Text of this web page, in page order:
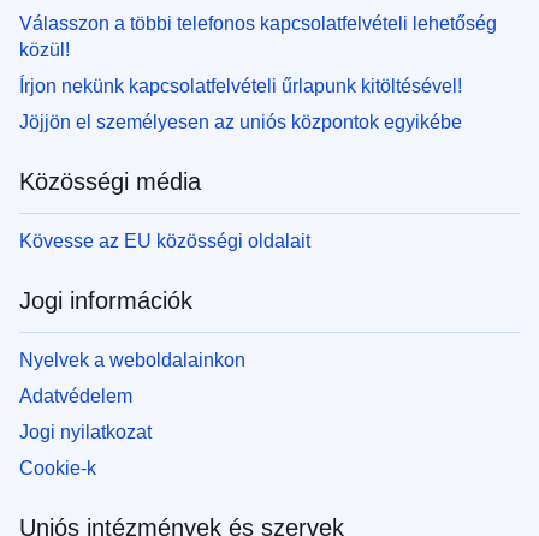
Válasszon a többi telefonos kapcsolatfelvételi lehetőség
közül!
Írjon nekünk kapcsolatfelvételi űrlapunk kitöltésével!
Jöjjön el személyesen az uniós központok egyikébe
Közösségi média
Kövesse az EU közösségi oldalait
Jogi információk
Nyelvek a weboldalainkon
Adatvédelem
Jogi nyilatkozat
Cookie-k
Uniós intézmények és szervek